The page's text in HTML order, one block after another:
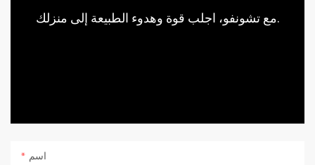
مع تشونفو، اجلب قوة وهدوء الطبيعة إلى منزلك.
اسم